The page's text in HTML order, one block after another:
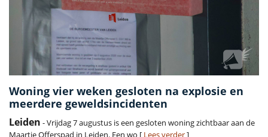
Woning vier weken gesloten na explosie en
meerdere geweldsincidenten
Leiden - Vrijdag 7 augustus is een gesloten woning zichtbaar aan de
Maartje Offerspad in Leiden. Een wo [ Lees verder]